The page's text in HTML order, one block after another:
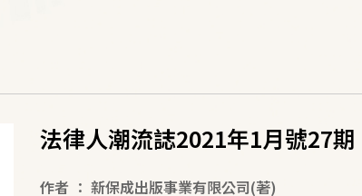
法律人潮流誌2021年1月號27期
作者 ： 新保成出版事業有限公司(著)